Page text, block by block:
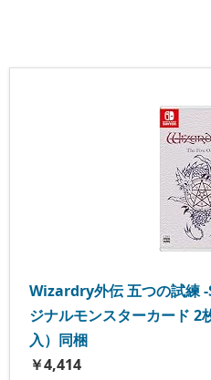
Wizardry外伝 五つの試練
ジナルモンスターカード 2
入）同梱
￥4,414